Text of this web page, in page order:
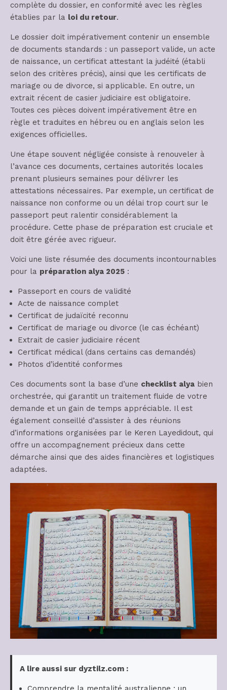
complète du dossier, en conformité avec les règles
établies par la loi du retour.
Le dossier doit impérativement contenir un ensemble
de documents standards : un passeport valide, un acte
de naissance, un certificat attestant la judéité (établi
selon des critères précis), ainsi que les certificats de
mariage ou de divorce, si applicable. En outre, un
extrait récent de casier judiciaire est obligatoire.
Toutes ces pièces doivent impérativement être en
règle et traduites en hébreu ou en anglais selon les
exigences officielles.
Une étape souvent négligée consiste à renouveler à
l’avance ces documents, certaines autorités locales
prenant plusieurs semaines pour délivrer les
attestations nécessaires. Par exemple, un certificat de
naissance non conforme ou un délai trop court sur le
passeport peut ralentir considérablement la
procédure. Cette phase de préparation est cruciale et
doit être gérée avec rigueur.
Voici une liste résumée des documents incontournables
pour la préparation alya 2025 :
Passeport en cours de validité
Acte de naissance complet
Certificat de judaïcité reconnu
Certificat de mariage ou divorce (le cas échéant)
Extrait de casier judiciaire récent
Certificat médical (dans certains cas demandés)
Photos d’identité conformes
Ces documents sont la base d’une checklist alya bien
orchestrée, qui garantit un traitement fluide de votre
demande et un gain de temps appréciable. Il est
également conseillé d’assister à des réunions
d’informations organisées par le Keren Layedidout, qui
offre un accompagnement précieux dans cette
démarche ainsi que des aides financières et logistiques
adaptées.
A lire aussi sur dyztilz.com :